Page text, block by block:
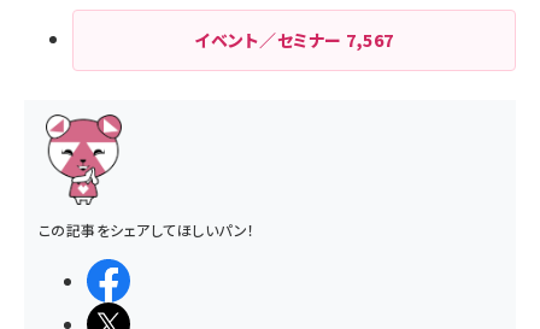
イベント／セミナー 7,567
この記事をシェアしてほしいパン！